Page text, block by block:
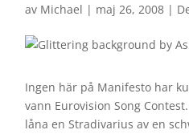
av Michael | maj 26, 2008 |
Ingen här på Manifesto har
vann Eurovision Song
låna en Stradivarius av en